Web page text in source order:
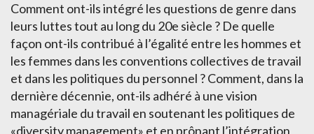
Comment ont-ils intégré les questions de genre dans
leurs luttes tout au long du 20e siècle ? De quelle
façon ont-ils contribué à l’égalité entre les hommes et
les femmes dans les conventions collectives de travail
et dans les politiques du personnel ? Comment, dans la
dernière décennie, ont-ils adhéré à une vision
managériale du travail en soutenant les politiques de
«diversity management» et en prônant l’intégration